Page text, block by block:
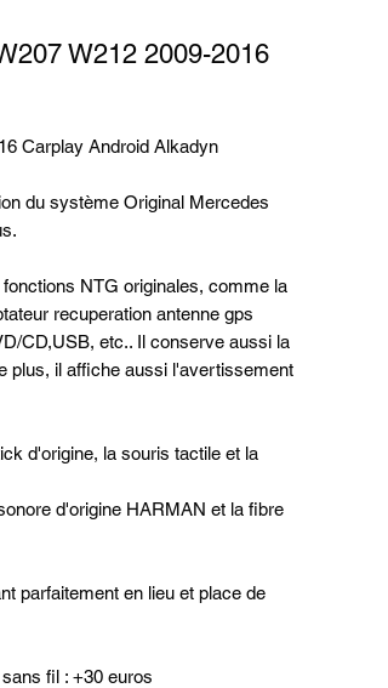
W212 2009-2016
Carplay Android Alkadyn
du système Original Mercedes
NTG originales, comme la
recuperation antenne gps
CD,USB, etc.. Il conserve aussi la
plus, il affiche aussi l'avertissement
d'origine, la souris tactile et la
d'origine HARMAN et la fibre
parfaitement en lieu et place de
fil : +30 euros